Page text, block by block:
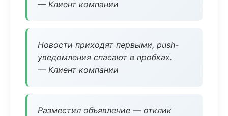
— Клиент компании
Новости приходят первыми, push-
уведомления спасают в пробках.
— Клиент компании
Разместил объявление — отклик